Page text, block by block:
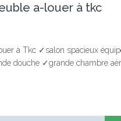
a-louer à tkc
à Tkc ✓salon spacieux
douche ✓grande chambre